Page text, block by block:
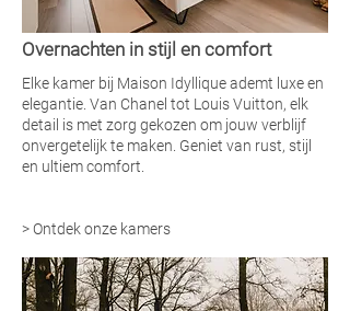
Overnachten in stijl en comfort
Elke kamer bij Maison Idyllique ademt luxe en
elegantie. Van Chanel tot Louis Vuitton, elk
detail is met zorg gekozen om jouw verblijf
onvergetelijk te maken. Geniet van rust, stijl
en ultiem comfort.
>Ontdek onze kamers